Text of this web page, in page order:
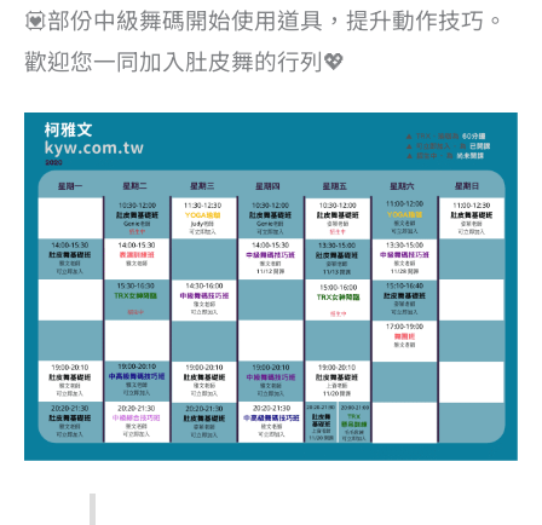
💟部份中級舞碼開始使用道具，提升動作技巧。
歡迎您一同加入肚皮舞的行列💖